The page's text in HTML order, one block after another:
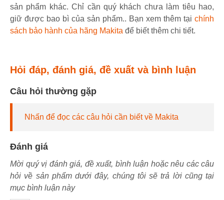
sản phẩm khác. Chỉ cần quý khách chưa làm tiêu hao,
giữ được bao bì của sản phẩm.. Bạn xem thêm tại chính
sách bảo hành của hãng Makita để biết thêm chi tiết.
Hỏi đáp, đánh giá, đề xuất và bình luận
Câu hỏi thường gặp
Nhấn để đọc các câu hỏi cần biết về Makita
Đánh giá
Mời quý vị đánh giá, đề xuất, bình luận hoặc nêu các câu
hỏi về sản phẩm dưới đây, chúng tôi sẽ trả lời cũng tại
mục bình luận này